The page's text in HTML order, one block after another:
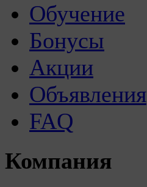
Обучение
Бонусы
Акции
Объявления
FAQ
Компания